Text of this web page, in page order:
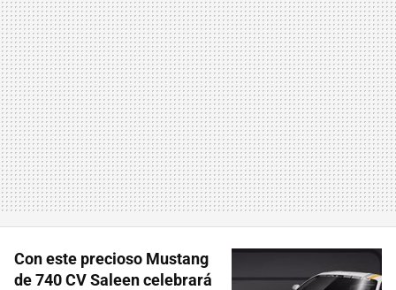
Con este precioso Mustang
de 740 CV Saleen celebrará